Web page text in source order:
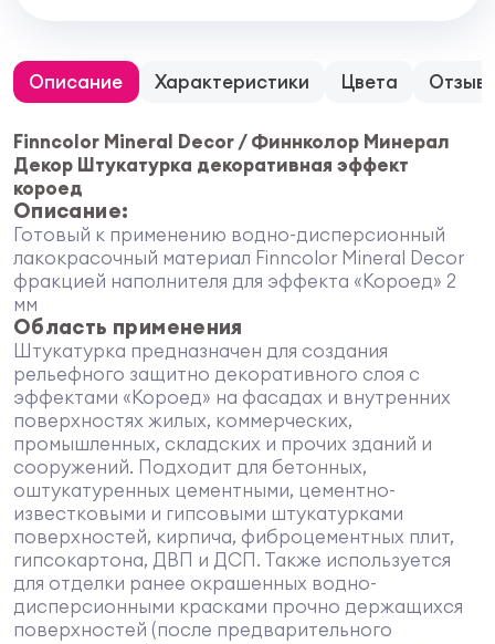
Описание Характеристики Цвета
Finncolor Mineral Decor / Финнколор Минерал
Декор Штукатурка декоративная эффект
короед
Описание:
Готовый к применению водно-дисперсионный
лакокрасочный материал Finncolor Mineral Decor
фракцией наполнителя для эффекта «Короед» 2
мм
Область применения
Штукатурка предназначен для создания
рельефного защитно декоративного слоя с
эффектами «Короед» на фасадах и внутренних
поверхностях жилых, коммерческих,
промышленных, складских и прочих зданий и
сооружений. Подходит для бетонных,
оштукатуренных цементными, цементно-
известковыми и гипсовыми штукатурками
поверхностей, кирпича, фиброцементных плит,
гипсокартона, ДВП и ДСП. Также используется
для отделки ранее окрашенных водно-
дисперсионными красками прочно держащихся
поверхностей (после предварительного